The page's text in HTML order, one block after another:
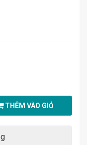
THÊM VÀO GIỎ